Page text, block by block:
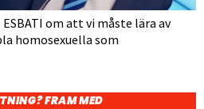
om att vi måste lära av
homosexuella som
FRAM MED